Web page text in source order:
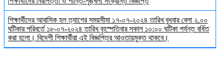
শিক্ষার্থীদের আবাসিক হল ত্যাগের সময়সীমা ১৭-০৭-২০২৪ তারিখ বুধবার বেলা ২.০০
ঘটিকার পরিবর্তে ১৮-০৭-২০২৪ তারিখ বৃহস্পতিবার সকাল ১০:০০ ঘটিকা পর্যন্ত বর্ধিত
করা হলো। বিদেশী শিক্ষার্থীরা এই বিজ্ঞপ্তির আওতায়মুক্ত থাকবে।